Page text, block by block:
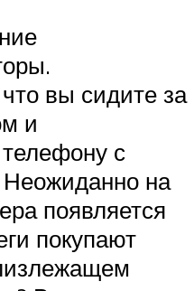
вы сидите за
и
телефону с
на
появляется
покупают